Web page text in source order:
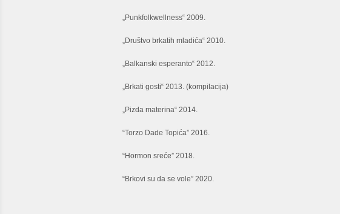
„Punkfolkwellness“ 2009.
„Društvo brkatih mladića“ 2010.
„Balkanski esperanto“ 2012.
„Brkati gosti“ 2013. (kompilacija)
„Pizda materina“ 2014.
“Torzo Dade Topića” 2016.
“Hormon sreće” 2018.
“Brkovi su da se vole” 2020.